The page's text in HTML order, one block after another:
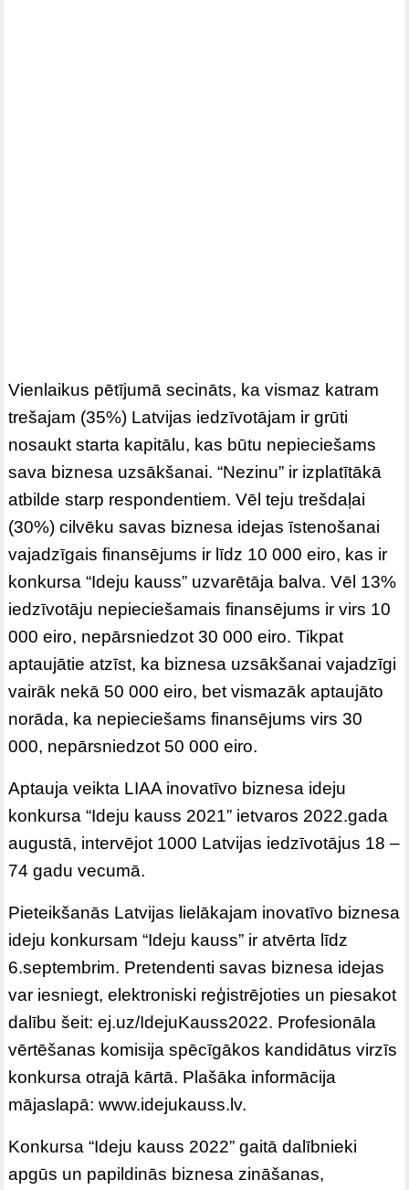
Vienlaikus pētījumā secināts, ka vismaz katram
trešajam (35%) Latvijas iedzīvotājam ir grūti
nosaukt starta kapitālu, kas būtu nepieciešams
sava biznesa uzsākšanai. “Nezinu” ir izplatītākā
atbilde starp respondentiem. Vēl teju trešdaļai
(30%) cilvēku savas biznesa idejas īstenošanai
vajadzīgais finansējums ir līdz 10 000 eiro, kas ir
konkursa “Ideju kauss” uzvarētāja balva. Vēl 13%
iedzīvotāju nepieciešamais finansējums ir virs 10
000 eiro, nepārsniedzot 30 000 eiro. Tikpat
aptaujātie atzīst, ka biznesa uzsākšanai vajadzīgi
vairāk nekā 50 000 eiro, bet vismazāk aptaujāto
norāda, ka nepieciešams finansējums virs 30
000, nepārsniedzot 50 000 eiro.
Aptauja veikta LIAA inovatīvo biznesa ideju
konkursa “Ideju kauss 2021” ietvaros 2022.gada
augustā, intervējot 1000 Latvijas iedzīvotājus 18 –
74 gadu vecumā.
Pieteikšanās Latvijas lielākajam inovatīvo biznesa
ideju konkursam “Ideju kauss” ir atvērta līdz
6.septembrim. Pretendenti savas biznesa idejas
var iesniegt, elektroniski reģistrējoties un piesakot
dalību šeit: ej.uz/IdejuKauss2022. Profesionāla
vērtēšanas komisija spēcīgākos kandidātus virzīs
konkursa otrajā kārtā. Plašāka informācija
mājaslapā: www.idejukauss.lv.
Konkursa “Ideju kauss 2022” gaitā dalībnieki
apgūs un papildinās biznesa zināšanas,